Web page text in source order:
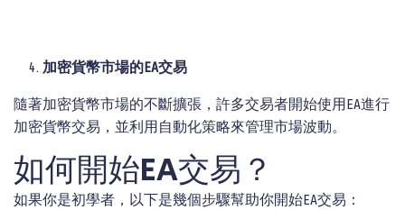
加密貨幣市場的EA交易
隨著加密貨幣市場的不斷擴張，許多交易者開始使用EA進行
加密貨幣交易，並利用自動化策略來管理市場波動。
如何開始EA交易？
如果你是初學者，以下是幾個步驟幫助你開始EA交易：